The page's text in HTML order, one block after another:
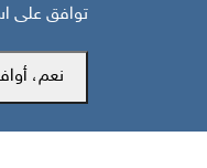
مكتب عدن
توافق على
نعم،